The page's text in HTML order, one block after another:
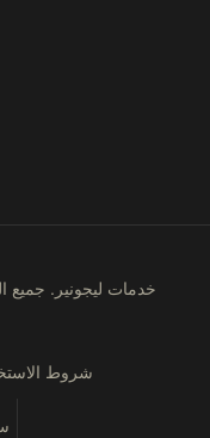
© 2025 خدمات ليجونير.
شروط